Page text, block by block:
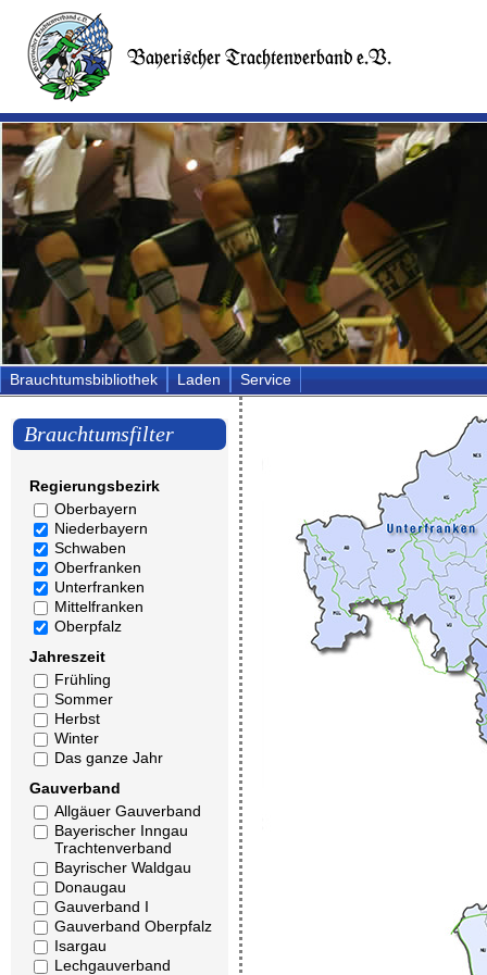
Brauchtumsbibliothek Laden Service
Brauchtumsfilter
Regierungsbezirk
Oberbayern
Niederbayern
Schwaben
Oberfranken
Unterfranken
Mittelfranken
Oberpfalz
Jahreszeit
Frühling
Sommer
Herbst
Winter
Das ganze Jahr
Gauverband
Allgäuer Gauverband
Bayerischer Inngau
Trachtenverband
Bayrischer Waldgau
Donaugau
Gauverband I
Gauverband Oberpfalz
Isargau
Lechgauverband